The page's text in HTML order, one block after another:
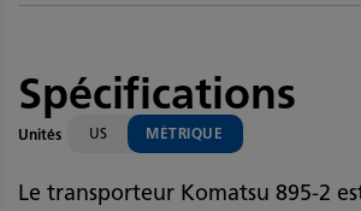
Spécifications
Unités US MÉTRIQUE
Le transporteur Komatsu 895-2